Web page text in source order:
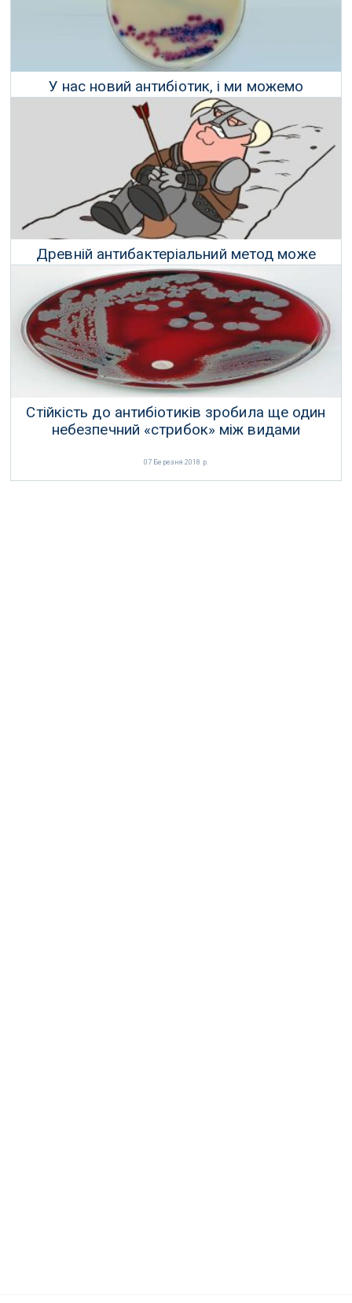
У нас новий антибіотик, і ми можемо
створити його в лабораторії
07 Вересня 2018 р.
Древній антибактеріальний метод може
допомогти у лікуванні ран
28 Серпня 2018 р.
Стійкість до антибіотиків зробила ще один
небезпечний «стрибок» між видами
07 Березня 2018 р.